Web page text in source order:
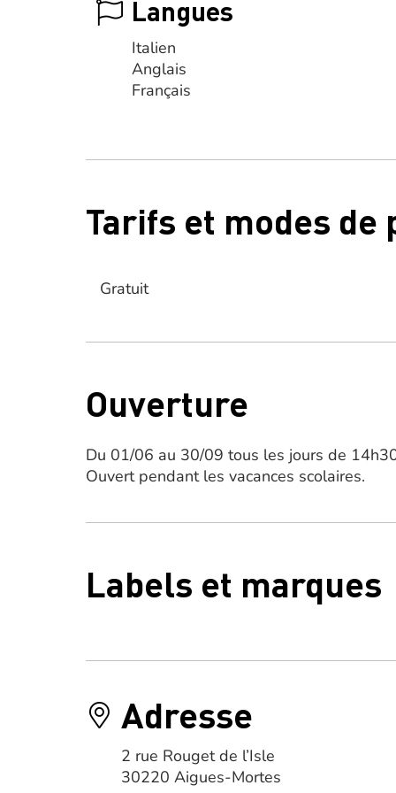
Langues
Italien
Anglais
Français
Tarifs et modes de
Gratuit
Ouverture
Du 01/06 au 30/09 tous les jours de
Ouvert pendant les vacances scolaires.
Labels et marques
Adresse
2 rue Rouget de l’Isle
30220 Aigues-Mortes